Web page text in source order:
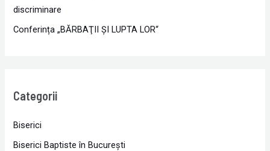
discriminare
Conferința „BĂRBAŢII ŞI LUPTA LOR“
Categorii
Biserici
Biserici Baptiste în Bucureşti